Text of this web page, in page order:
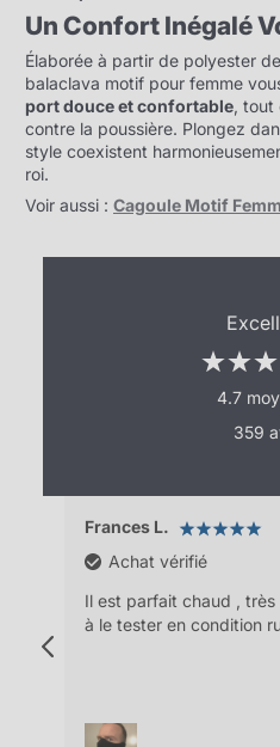
Un Confort Inégalé
Élaborée à partir de polyester
balaclava motif pour femme
port douce et confortable, tout
contre la poussière. Plongez
style coexistent
roi.
Voir aussi : Cagoule Motif
4.7
359
Frances L.
Achat vérifié
Il est parfait chaud ,
à le tester en condition